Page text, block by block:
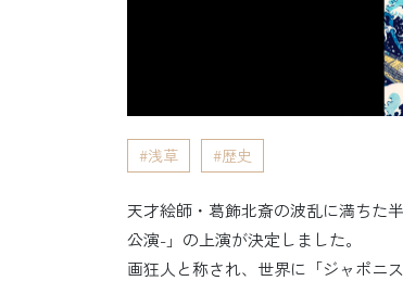
浅草 歴史
天才絵師・葛飾北斎の波乱に満ちた
公演-」の上演が決定しました。
画狂人と称され、世界に「ジャポニ